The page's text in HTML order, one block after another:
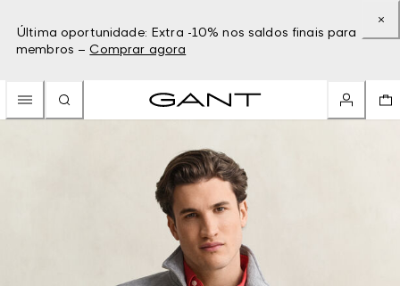
Última oportunidade: Extra -10% nos saldos finais para
membros – Comprar agora